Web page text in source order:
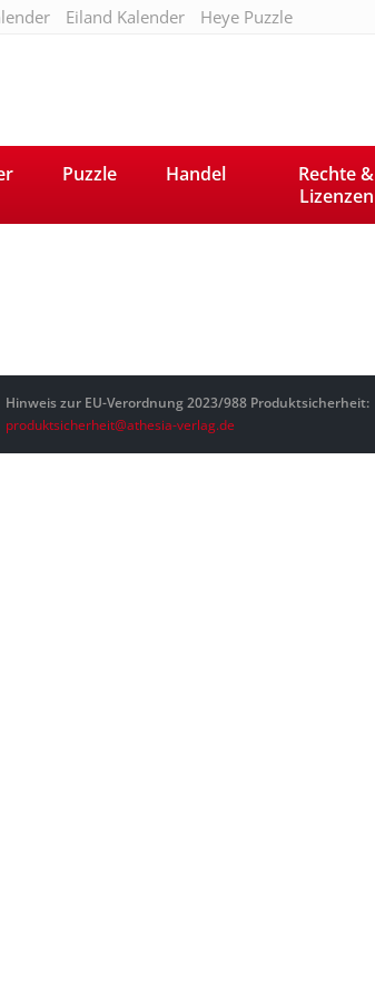
Eiland Kalender Heye Puzzle
Puzzle Handel
Rechte &
Lizenzen
Hinweis zur EU-Verordnung 2023/988 Produktsicherheit:
produktsicherheit@athesia-verlag.de